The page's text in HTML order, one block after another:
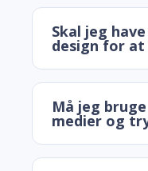
Skal jeg
design for at
Må jeg
medier og